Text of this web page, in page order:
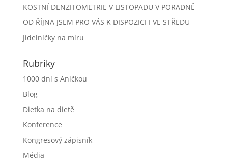
KOSTNÍ DENZITOMETRIE V LISTOPADU V PORADNĚ
OD ŘÍJNA JSEM PRO VÁS K DISPOZICI I VE STŘEDU
Jídelníčky na míru
Rubriky
1000 dní s Aničkou
Blog
Dietka na dietě
Konference
Kongresový zápisník
Média